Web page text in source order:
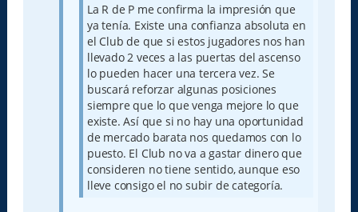
La R de P me confirma la impresión que
ya tenía. Existe una confianza absoluta en
el Club de que si estos jugadores nos han
llevado 2 veces a las puertas del ascenso
lo pueden hacer una tercera vez. Se
buscará reforzar algunas posiciones
siempre que lo que venga mejore lo que
existe. Así que si no hay una oportunidad
de mercado barata nos quedamos con lo
puesto. El Club no va a gastar dinero que
consideren no tiene sentido, aunque eso
lleve consigo el no subir de categoría.